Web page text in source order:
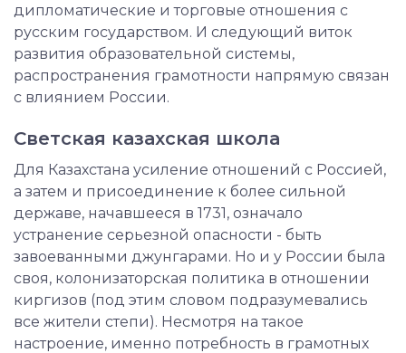
дипломатические и торговые отношения с
русским государством. И следующий виток
развития образовательной системы,
распространения грамотности напрямую связан
с влиянием России.
Светская казахская школа
Для Казахстана усиление отношений с Россией,
а затем и присоединение к более сильной
державе, начавшееся в 1731, означало
устранение серьезной опасности - быть
завоеванными джунгарами. Но и у России была
своя, колонизаторская политика в отношении
киргизов (под этим словом подразумевались
все жители степи). Несмотря на такое
настроение, именно потребность в грамотных